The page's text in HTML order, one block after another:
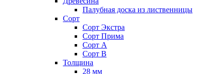
Палубная доска из лиственницы
Сорт
Сорт Экстра
Сорт Прима
Сорт A
Сорт B
Толщина
28 мм